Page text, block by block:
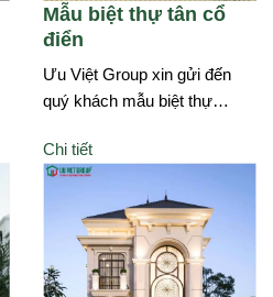
Mẫu biệt thự tân cổ
điển
Ưu Việt Group xin gửi đến
quý khách mẫu biệt thự…
Chi tiết